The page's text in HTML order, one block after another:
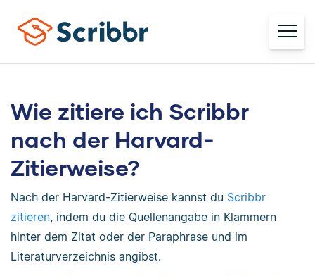
Wie zitiere ich Scribbr
nach der Harvard-
Zitierweise?
Nach der Harvard-Zitierweise kannst du Scribbr
zitieren, indem du die Quellenangabe in Klammern
hinter dem Zitat oder der Paraphrase und im
Literaturverzeichnis angibst.